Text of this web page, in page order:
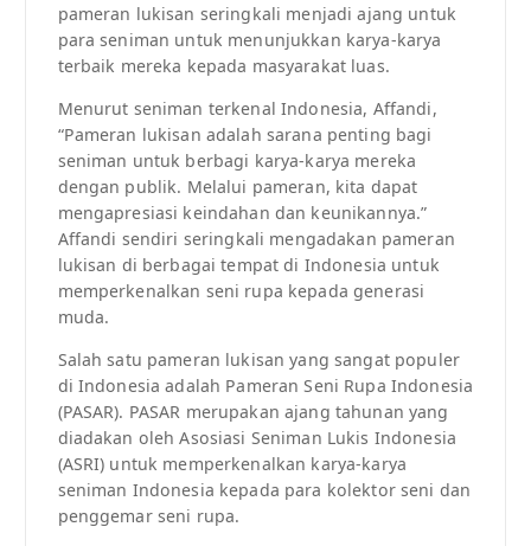
pameran lukisan seringkali menjadi ajang untuk
para seniman untuk menunjukkan karya-karya
terbaik mereka kepada masyarakat luas.
Menurut seniman terkenal Indonesia, Affandi,
“Pameran lukisan adalah sarana penting bagi
seniman untuk berbagi karya-karya mereka
dengan publik. Melalui pameran, kita dapat
mengapresiasi keindahan dan keunikannya.”
Affandi sendiri seringkali mengadakan pameran
lukisan di berbagai tempat di Indonesia untuk
memperkenalkan seni rupa kepada generasi
muda.
Salah satu pameran lukisan yang sangat populer
di Indonesia adalah Pameran Seni Rupa Indonesia
(PASAR). PASAR merupakan ajang tahunan yang
diadakan oleh Asosiasi Seniman Lukis Indonesia
(ASRI) untuk memperkenalkan karya-karya
seniman Indonesia kepada para kolektor seni dan
penggemar seni rupa.